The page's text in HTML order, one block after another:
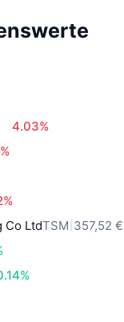
4.03%
Co LtdTSM 357,52 €